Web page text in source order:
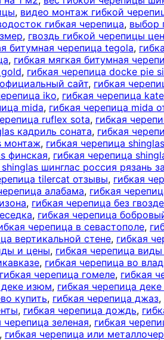
, видео монтаж гибкой
гибкая черепица, выбор
, гвоздь гибкой черепицы
битумная черепица tegola,
, гибкая мягкая битумная
, гибкая черепица docke pie
сайт, гибкая
iko, гибкая черепица
mida, гибкая черепица mida
ruflex sota, гибкая
кадриль соната, гибкая
монтаж, гибкая черепица
финская, гибкая черепица
шинглас россия рязань
tilercat отзывы, гибкая
алабама, гибкая
, гибкая черепица без
, гибкая черепица
черепица в севастополе,
вертикальной стене, гибкая
и цены, гибкая черепица
, гибкая черепица во
гибкая черепица гомеле, гибкая
деке изюм, гибкая черепица
купить, гибкая черепица джаз,
, гибкая черепица дождь,
черепица зеленая, гибкая
, гибкая черепица или